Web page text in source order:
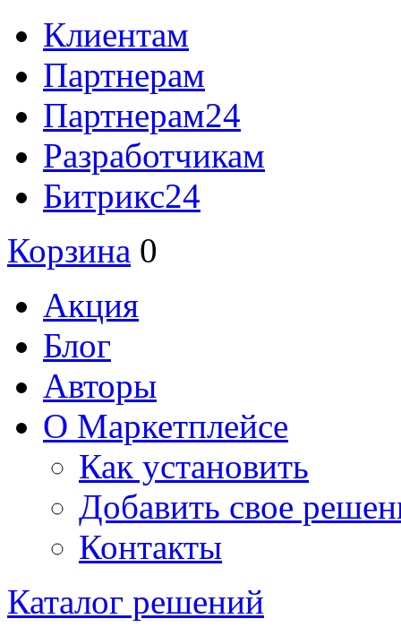
Клиентам
Партнерам
Партнерам24
Разработчикам
Битрикс24
Корзина 0
Акция
Блог
Авторы
О Маркетплейсе
Как установить
Добавить свое
Контакты
Каталог решений